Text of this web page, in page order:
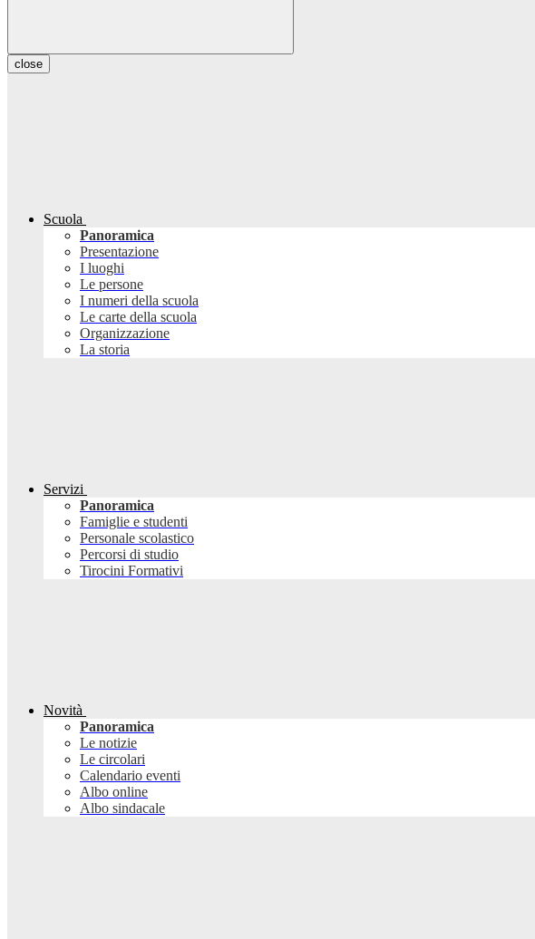
close
Scuola
Panoramica
Presentazione
I luoghi
Le persone
I numeri della scuola
Le carte della scuola
Organizzazione
La storia
Servizi
Panoramica
Famiglie e studenti
Personale scolastico
Percorsi di studio
Tirocini Formativi
Novità
Panoramica
Le notizie
Le circolari
Calendario eventi
Albo online
Albo sindacale